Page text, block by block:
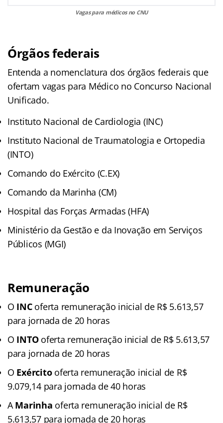
Vagas para médicos no CNU
Órgãos federais
Entenda a nomenclatura dos órgãos federais que
ofertam vagas para Médico no Concurso Nacional
Unificado.
Instituto Nacional de Cardiologia (INC)
Instituto Nacional de Traumatologia e Ortopedia
(INTO)
Comando do Exército (C.EX)
Comando da Marinha (CM)
Hospital das Forças Armadas (HFA)
Ministério da Gestão e da Inovação em Serviços
Públicos (MGI)
Remuneração
O INC oferta remuneração inicial de R$ 5.613,57
para jornada de 20 horas
O INTO oferta remuneração inicial de R$ 5.613,57
para jornada de 20 horas
O Exército oferta remuneração inicial de R$
9.079,14 para jornada de 40 horas
AMarinha oferta remuneração inicial de R$
5.613,57 para jornada de 20 horas